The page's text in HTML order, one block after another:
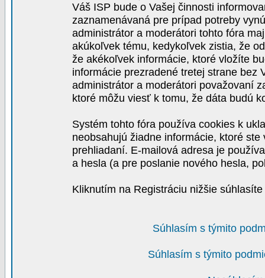
Váš ISP bude o Vašej činnosti
zaznamenávaná pre prípad potreby
administrátor a moderátori tohto fóra
akúkoľvek tému, kedykoľvek zistia, že
že akékoľvek informácie, ktoré vložíte
informácie prezradené tretej strane bez
administrátor a moderátori považovaní
ktoré môžu viesť k tomu, že dáta budú
Systém tohto fóra používa cookies k
neobsahujú žiadne informácie, ktoré
prehliadaní. E-mailová adresa je
a hesla (a pre poslanie nového hesla,
Kliknutím na Registráciu nižšie
Súhlasím s týmito
Súhlasím s týmito